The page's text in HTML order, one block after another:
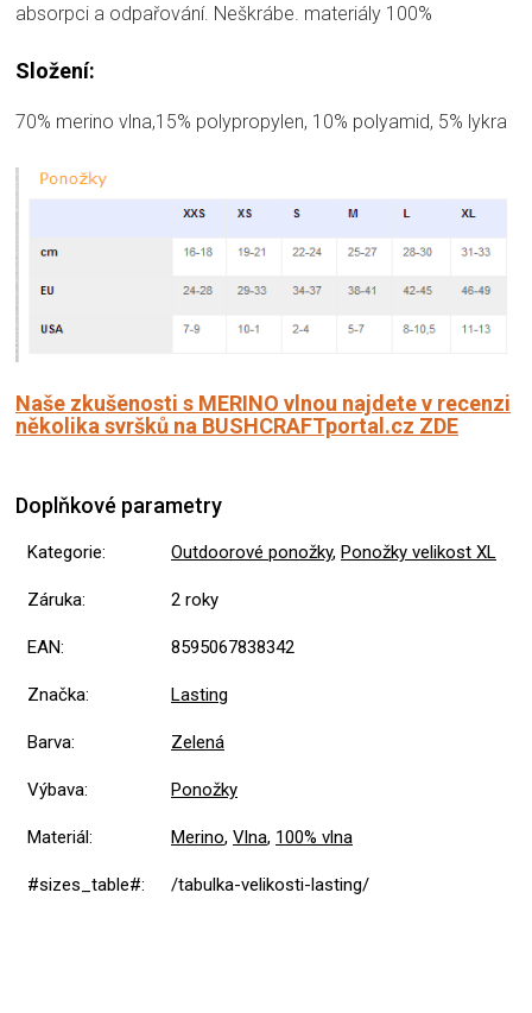
absorpci a odpařování. Neškrábe. materiály 100%
Složení:
70% merino vlna,15% polypropylen, 10% polyamid, 5% lykra
Naše zkušenosti s MERINO vlnou najdete v recenzi
několika svršků na BUSHCRAFTportal.cz ZDE
Doplňkové parametry
Kategorie: Outdoorové ponožky, Ponožky velikost XL
Záruka: 2 roky
EAN: 8595067838342
Značka: Lasting
Barva: Zelená
Výbava: Ponožky
Materiál: Merino, Vlna, 100% vlna
#sizes_table#: /tabulka-velikosti-lasting/